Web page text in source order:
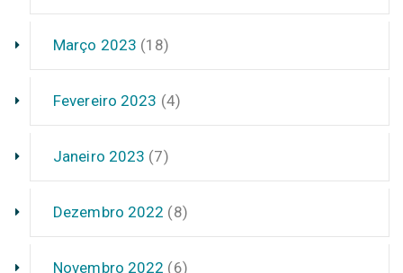
Março 2023 (18)
Fevereiro 2023 (4)
Janeiro 2023 (7)
Dezembro 2022 (8)
Novembro 2022 (6)